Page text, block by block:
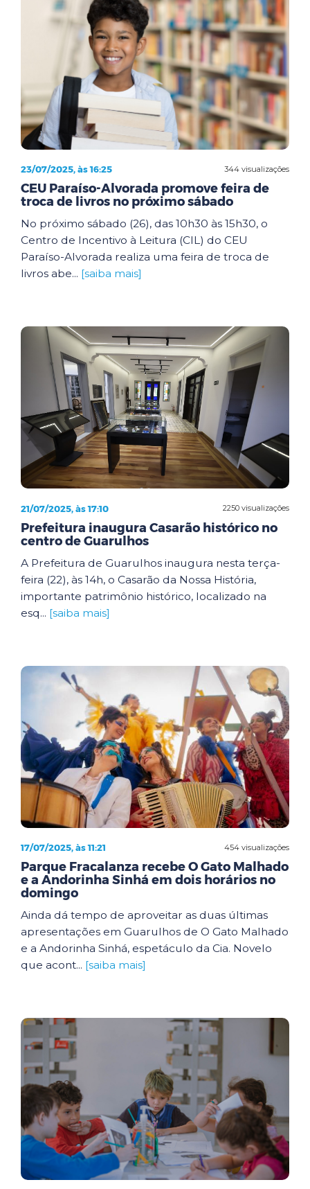
344 visualizações
23/07/2025, às 16:25
CEU Paraíso-Alvorada promove feira de
troca de livros no próximo sábado
No próximo sábado (26), das 10h30 às 15h30, o
Centro de Incentivo à Leitura (CIL) do CEU
Paraíso-Alvorada realiza uma feira de troca de
livros abe... [saiba mais]
2250 visualizações
21/07/2025, às 17:10
Prefeitura inaugura Casarão histórico no
centro de Guarulhos
A Prefeitura de Guarulhos inaugura nesta terça-
feira (22), às 14h, o Casarão da Nossa História,
importante patrimônio histórico, localizado na
esq... [saiba mais]
454 visualizações
17/07/2025, às 11:21
Parque Fracalanza recebe O Gato Malhado
e a Andorinha Sinhá em dois horários no
domingo
Ainda dá tempo de aproveitar as duas últimas
apresentações em Guarulhos de O Gato Malhado
e a Andorinha Sinhá, espetáculo da Cia. Novelo
que acont... [saiba mais]